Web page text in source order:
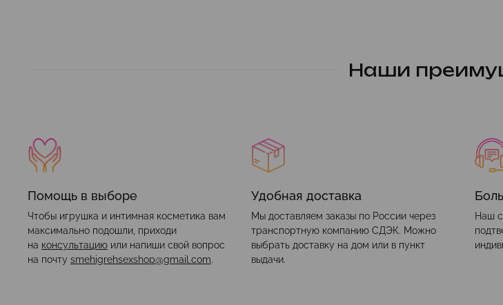
Наши
Помощь в выборе
Чтобы игрушка и интимная косметика вам
максимально подошли, приходи
на консультацию или напиши свой вопрос
на почту smehigrehsexshop@gmail.com.
Удобная доставка
Мы доставляем заказы по России через
транспортную компанию СДЭК. Можно
выбрать доставку на дом или в пункт
выдачи.
Наш